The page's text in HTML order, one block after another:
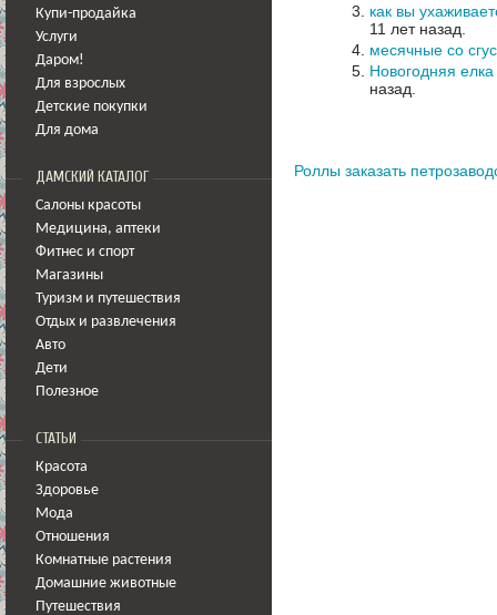
Купи-продайка
Услуги
Даром!
Для взрослых
Детские покупки
Для дома
ДАМСКИЙ КАТАЛОГ
Салоны красоты
Медицина, аптеки
Фитнес и спорт
Магазины
Туризм и путешествия
Отдых и развлечения
Авто
Дети
Полезное
СТАТЬИ
Красота
Здоровье
Мода
Отношения
Комнатные растения
Домашние животные
Путешествия
как вы
11 лет назад.
месячные со
Новогодняя елка
назад.
Роллы заказать